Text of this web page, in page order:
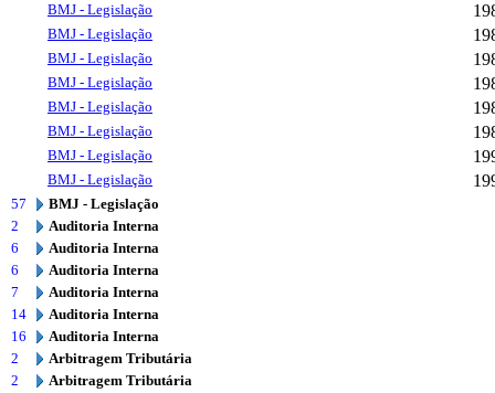
BMJ - Legislação
BMJ - Legislação
BMJ - Legislação
BMJ - Legislação
BMJ - Legislação
BMJ - Legislação
BMJ - Legislação
BMJ - Legislação
57
BMJ - Legislação
2
Auditoria Interna
6
Auditoria Interna
6
Auditoria Interna
7
Auditoria Interna
14
Auditoria Interna
16
Auditoria Interna
2
Arbitragem Tributária
2
Arbitragem Tributária